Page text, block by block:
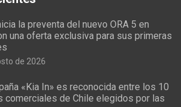
la preventa del nuevo ORA 5 en
una oferta exclusiva para sus primeras
de 2026
«Kia In» es reconocida entre los 10
comerciales de Chile elegidos por las